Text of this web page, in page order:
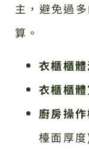
主，避免過
算。
衣櫃櫃
衣櫃櫃
廚房操
檯面厚度